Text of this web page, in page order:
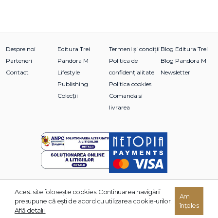
Despre noi
Parteneri
Contact
Editura Trei
Pandora M
Lifestyle
Publishing
Colecții
Termeni și condiții
Politica de
confidențialitate
Politica cookies
Comanda si
livrarea
Blog Editura Trei
Blog Pandora M
Newsletter
© 2026 Grupul Editorial TREI. Toate drepturile rezervate.
Acest site foloseşte cookies. Continuarea navigării
presupune că eşti de acord cu utilizarea cookie-urilor.
Află detalii.
Am
înțeles